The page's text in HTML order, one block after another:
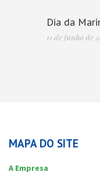
Dia da
11 de junho de
MAPA DO SITE
A Empresa